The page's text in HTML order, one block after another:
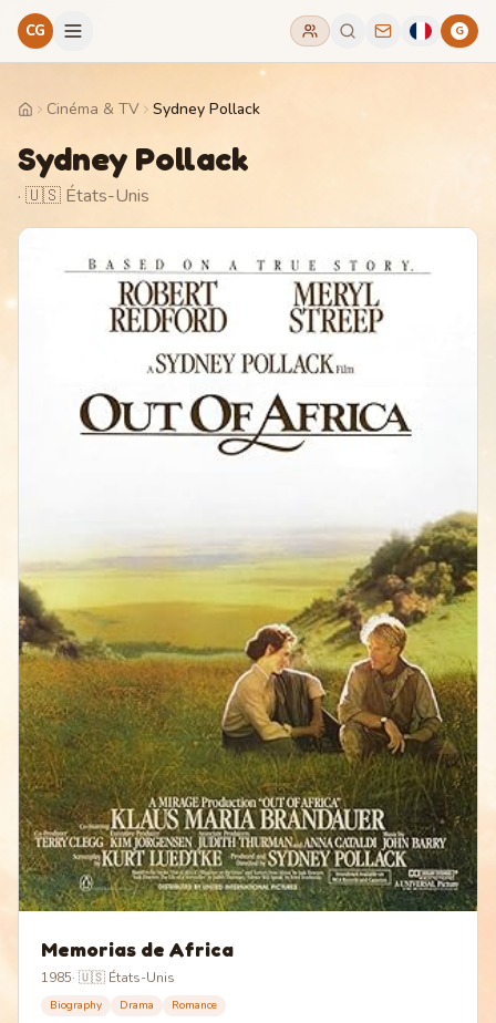
CG G
HomeCinéma & TV Sydney Pollack
Sydney Pollack
· 🇺🇸 États-Unis
Memorias de Africa
1985· 🇺🇸 États-Unis
Biography Drama Romance